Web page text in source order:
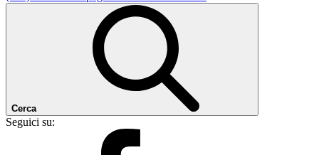
Cerca
Seguici su: